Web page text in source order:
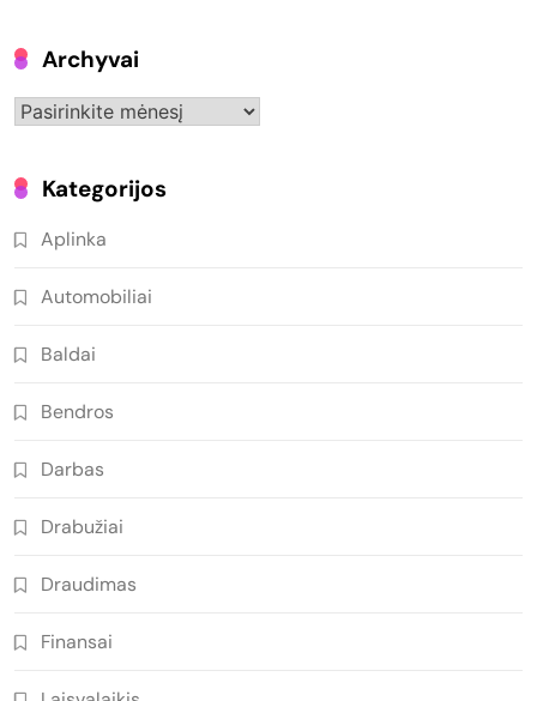
Archyvai
Archyvai
Kategorijos
Aplinka
Automobiliai
Baldai
Bendros
Darbas
Drabužiai
Draudimas
Finansai